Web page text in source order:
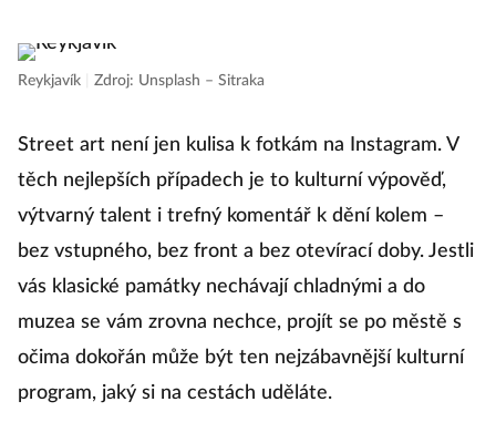
Reykjavík Zdroj: Unsplash – Sitraka
Street art není jen kulisa k fotkám na Instagram. V
těch nejlepších případech je to kulturní výpověď,
výtvarný talent i trefný komentář k dění kolem –
bez vstupného, bez front a bez otevírací doby. Jestli
vás klasické památky nechávají chladnými a do
muzea se vám zrovna nechce, projít se po městě s
očima dokořán může být ten nejzábavnější kulturní
program, jaký si na cestách uděláte.